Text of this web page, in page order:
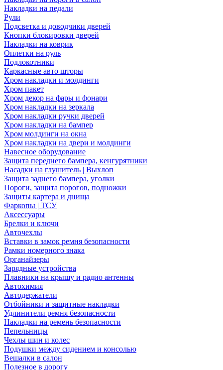
Накладки на педали
Рули
Подсветка и доводчики дверей
Кнопки блокировки дверей
Накладки на коврик
Оплетки на руль
Подлокотники
Каркасные авто шторы
Хром накладки и молдинги
Хром пакет
Хром декор на фары и фонари
Хром накладки на зеркала
Хром накладки ручки дверей
Хром накладки на бампер
Хром молдинги на окна
Хром накладки на двери и молдинги
Навесное оборудование
Защита переднего бампера, кенгурятники
Насадки на глушитель | Выхлоп
Защита заднего бампера, уголки
Пороги, защита порогов, подножки
Защиты картера и днища
Фаркопы | ТСУ
Аксессуары
Брелки и ключи
Авточехлы
Вставки в замок ремня безопасности
Рамки номерного знака
Органайзеры
Зарядные устройства
Плавники на крышу и радио антенны
Автохимия
Автодержатели
Отбойники и защитные накладки
Удлинители ремня безопасности
Накладки на ремень безопасности
Пепельницы
Чехлы шин и колес
Подушки между сидением и консолью
Вешалки в салон
Полезное в дорогу